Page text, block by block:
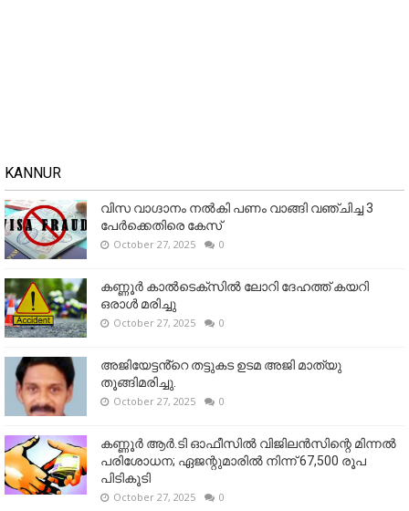
KANNUR
വിസ വാഗ്ദാനം നൽകി പണം വാങ്ങി വഞ്ചിച്ച 3
പേർക്കെതിരെ കേസ്
October 27, 2025 0
കണ്ണൂര്‍ കാല്‍ടെക്‌സില്‍ ലോറി ദേഹത്ത് കയറി
ഒരാള്‍ മരിച്ചു
October 27, 2025 0
അജിയേട്ടൻ്റെ തട്ടുകട ഉടമ അജി മാത്യു
തൂങ്ങിമരിച്ചു.
October 27, 2025 0
കണ്ണൂര്‍ ആര്‍.ടി ഓഫീസില്‍ വിജിലൻസിന്റെ മിന്നല്‍
പരിശോധന; ഏജന്റുമാരില്‍ നിന്ന് 67,500 രൂപ
പിടികൂടി
October 27, 2025 0